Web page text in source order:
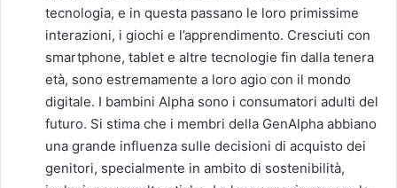
tecnologia, e in questa passano le loro primissime
interazioni, i giochi e l’apprendimento. Cresciuti con
smartphone, tablet e altre tecnologie fin dalla tenera
età, sono estremamente a loro agio con il mondo
digitale. I bambini Alpha sono i consumatori adulti del
futuro. Si stima che i membri della GenAlpha abbiano
una grande influenza sulle decisioni di acquisto dei
genitori, specialmente in ambito di sostenibilità,